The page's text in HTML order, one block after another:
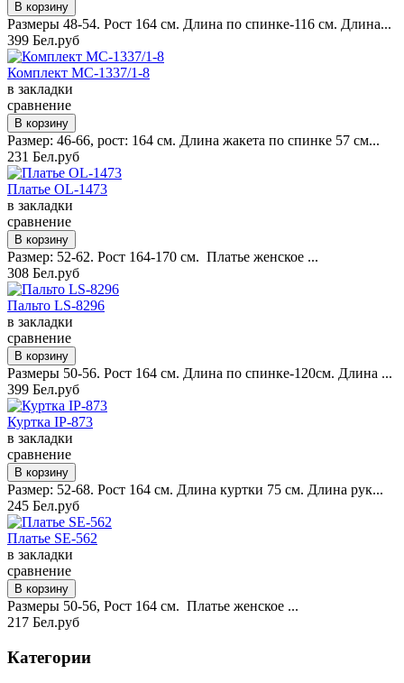
Размеры 48-54. Рост 164 см. Длина по спинке-116 см. Длина...
399 Бел.руб
Комплект MC-1337/1-8
в закладки
сравнение
Размер: 46-66, рост: 164 см. Длина жакета по спинке 57 см...
231 Бел.руб
Платье OL-1473
в закладки
сравнение
Размер: 52-62. Рост 164-170 см. Платье женское ...
308 Бел.руб
Пальто LS-8296
в закладки
сравнение
Размеры 50-56. Рост 164 см. Длина по спинке-120см. Длина ...
399 Бел.руб
Куртка IP-873
в закладки
сравнение
Размер: 52-68. Рост 164 см. Длина куртки 75 см. Длина рук...
245 Бел.руб
Платье SE-562
в закладки
сравнение
Размеры 50-56, Рост 164 см. Платье женское ...
217 Бел.руб
Категории